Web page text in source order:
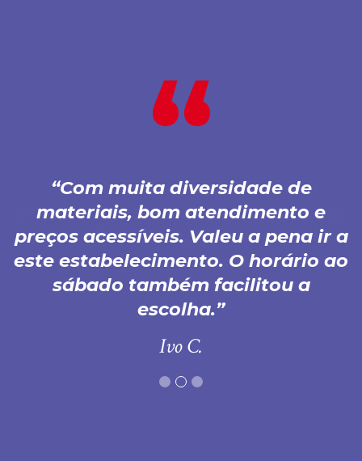
Com muita diversidade de
materiais, bom atendimento e
preços acessíveis. Valeu a pena ir a
este estabelecimento. O horário ao
sábado também facilitou a
escolha.
Ivo C.